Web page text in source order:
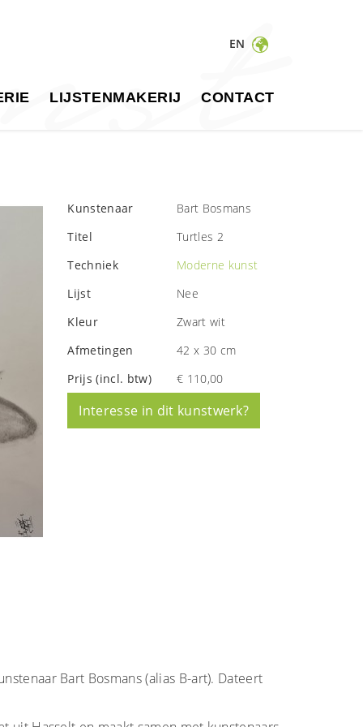
EN
LIJSTENMAKERIJ CONTACT
Kunstenaar
Bart Bosmans
Titel
Turtles 2
Techniek
Moderne kunst
Lijst
Nee
Kleur
Zwart wit
Afmetingen
42 x 30 cm
Prijs (incl. btw)
€ 110,00
Interesse in dit kunstwerk?
Bart Bosmans (alias B-art). Dateert